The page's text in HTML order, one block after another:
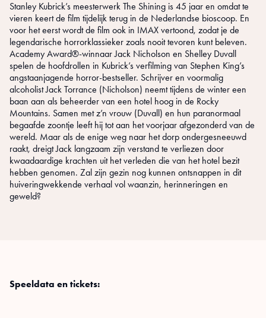
Stanley Kubrick’s meesterwerk The Shining is 45 jaar en omdat te
vieren keert de film tijdelijk terug in de Nederlandse bioscoop. En
voor het eerst wordt de film ook in IMAX vertoond, zodat je de
legendarische horrorklassieker zoals nooit tevoren kunt beleven.
Academy Award®-winnaar Jack Nicholson en Shelley Duvall
spelen de hoofdrollen in Kubrick’s verfilming van Stephen King’s
angstaanjagende horror-bestseller. Schrijver en voormalig
alcoholist Jack Torrance (Nicholson) neemt tijdens de winter een
baan aan als beheerder van een hotel hoog in de Rocky
Mountains. Samen met z’n vrouw (Duvall) en hun paranormaal
begaafde zoontje leeft hij tot aan het voorjaar afgezonderd van de
wereld. Maar als de enige weg naar het dorp ondergesneeuwd
raakt, dreigt Jack langzaam zijn verstand te verliezen door
kwaadaardige krachten uit het verleden die van het hotel bezit
hebben genomen. Zal zijn gezin nog kunnen ontsnappen in dit
huiveringwekkende verhaal vol waanzin, herinneringen en
geweld?
Speeldata en tickets: